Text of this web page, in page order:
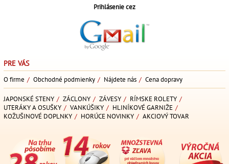
Prihlásenie cez
PRE VÁS
O firme / Obchodné podmienky / Nájdete nás / Cena dopravy
JAPONSKÉ STENY / ZÁCLONY / ZÁVESY / RÍMSKE ROLETY /
UTERÁKY A OSUŠKY / VANKÚŠIKY / HLINÍKOVÉ GARNIŽE /
KOŽUŠINOVÉ DOPLNKY / HORÚCE NOVINKY / AKCIOVÝ TOVAR